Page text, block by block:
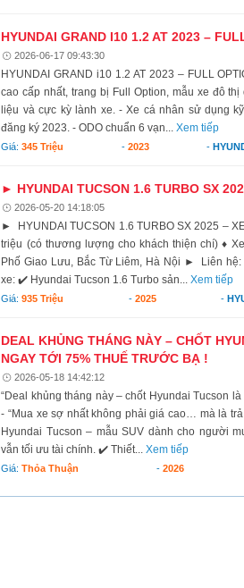
HYUNDAI GRAND I10 1.2 AT 2023 –
2026-06-17 09:43:30
HYUNDAI GRAND i10 1.2 AT 2023 – FULL
cao cấp nhất, trang bị Full Option, mẫu xe đô
liệu và cực kỳ lành xe. - Xe cá nhân sử dụng
đăng ký 2023. - ODO chuẩn 6 vạn...Xem tiếp
Giá:345 Triệu - 2023 -
► HYUNDAI TUCSON 1.6 TURBO SX
2026-05-20 14:18:05
► HYUNDAI TUCSON 1.6 TURBO SX 2025 –
triệu (có thương lượng cho khách thiện chí) ♦
Phố Giao Lưu, Bắc Từ Liêm, Hà Nội ► Liên
xe: ✔️ Hyundai Tucson 1.6 Turbo sản...Xem tiếp
Giá:935 Triệu - 2025 -
DEAL KHỦNG THÁNG NÀY – CHỐT
NGAY TỚI 75% THUẾ TRƯỚC BẠ !
2026-05-18 14:42:12
“Deal khủng tháng này – chốt Hyundai Tucson
- “Mua xe sợ nhất không phải giá cao… mà là
Hyundai Tucson – mẫu SUV dành cho người
vẫn tối ưu tài chính. ✔️ Thiết...Xem tiếp
Giá:Thỏa Thuận - 2026